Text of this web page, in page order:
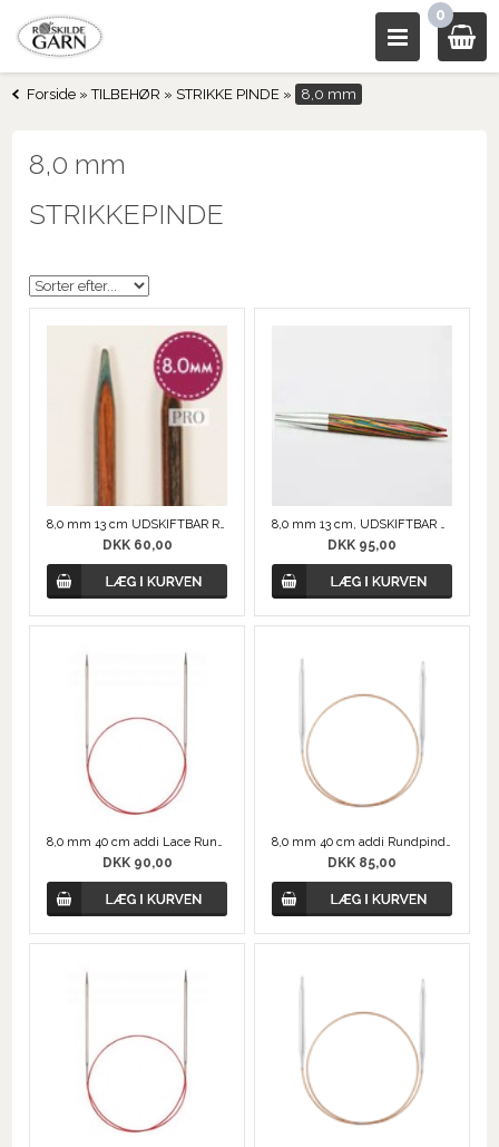
0
Forside »TILBEHØR » STRIKKE PINDE » 8,0 mm
8,0 mm
STRIKKEPINDE
8,0 mm 13 cm UDSKIFTBAR RUNDPIND
DKK 60,00
8,0 mm 13 cm, UDSKIFTBAR RUNDPIND
DKK 95,00
8,0 mm 40 cm addi Lace Rundpinde
DKK 90,00
8,0 mm 40 cm addi Rundpinde
DKK 85,00